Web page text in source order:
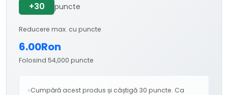
+30 puncte
Reducere max. cu puncte
6.00Ron
Folosind 54,000 puncte
Cumpără acest produs și câștigă 30 puncte. Ca